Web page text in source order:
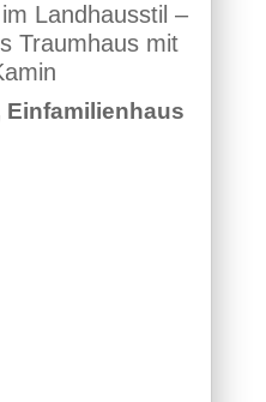
Landhausstil –
Traumhaus mit
Einfamilienhaus